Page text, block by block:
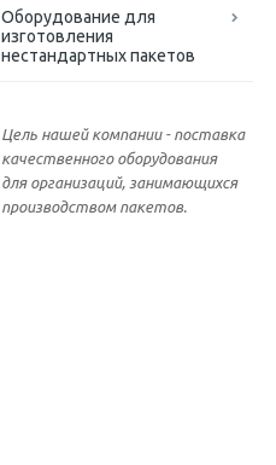
Оборудование для
изготовления
нестандартных пакетов
Цель нашей компании - поставка
качественного оборудования
для организаций, занимающихся
производством пакетов.